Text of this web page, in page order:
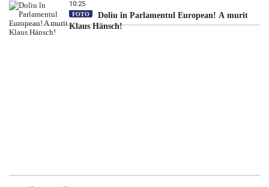
10:25
FOTO
Doliu în Parlamentul European! A murit
Klaus Hänsch!